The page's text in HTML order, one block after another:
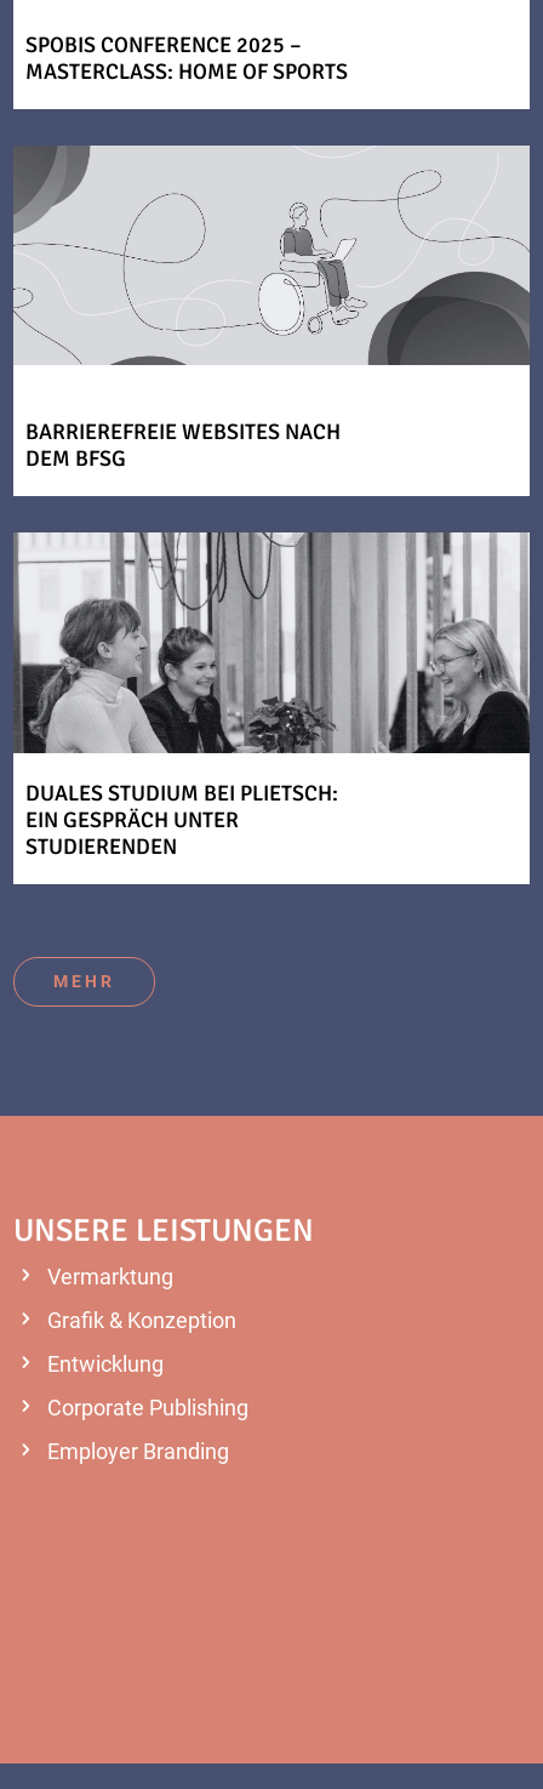
SPOBIS CONFERENCE 2025 –
MASTERCLASS: HOME OF SPORTS
BARRIEREFREIE WEBSITES NACH
DEM BFSG
DUALES STUDIUM BEI PLIETSCH:
EIN GESPRÄCH UNTER
STUDIERENDEN
MEHR
UNSERE LEISTUNGEN
Vermarktung
Grafik & Konzeption
Entwicklung
Corporate Publishing
Employer Branding